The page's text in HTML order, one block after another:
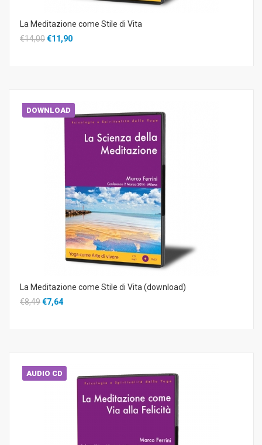
La Meditazione come Stile di Vita
€14,00€11,90
DOWNLOAD
La Meditazione come Stile di Vita (download)
€8,49€7,64
AUDIO CD